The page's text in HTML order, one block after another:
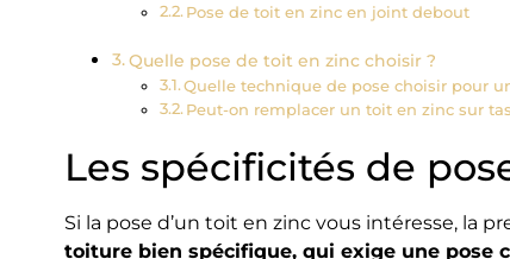
Pose de toit en zinc en joint debout
Quelle pose de toit en zinc choisir ?
Quelle technique de pose choisir pour
Peut-on remplacer un toit en zinc sur
Les spécificités de
Si la pose d’un toit en zinc vous intéresse, la
toiture bien spécifique, qui exige une pose